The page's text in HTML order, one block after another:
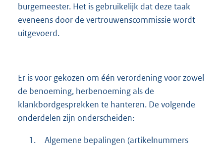
burgemeester. Het is gebruikelijk dat deze taak
eveneens door de vertrouwenscommissie wordt
uitgevoerd.
Er is voor gekozen om één verordening voor zowel
de benoeming, herbenoeming als de
klankbordgesprekken te hanteren. De volgende
onderdelen zijn onderscheiden:
1.
Algemene bepalingen (artikelnummers